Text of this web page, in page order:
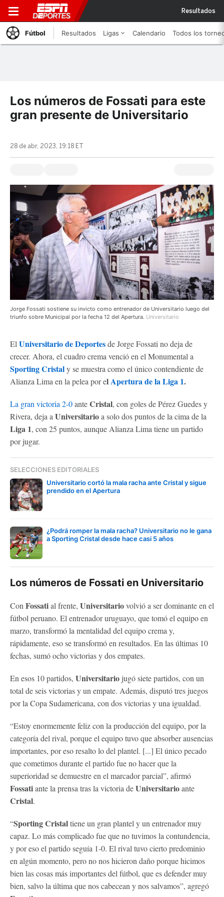
Resultados
Fútbol Resultados Ligas Calendario Todos los
Los números de Fossati para este
gran presente de Universitario
28 de abr, 2023, 19:18 ET
Jorge Fossati sostiene su invicto como entrenador de Universitario luego del
triunfo sobre Municipal por la fecha 12 del Apertura. Universitario
El Universitario de Deportesde Jorge Fossati no deja de
crecer. Ahora, el cuadro crema venció en el Monumental a
Sporting Cristaly se muestra como el único contendiente de
Alianza Lima en la pelea por elApertura de la Liga 1.
La gran victoria 2-0anteCristal, con goles de Pérez Guedes y
Rivera, deja a Universitarioa solo dos puntos de la cima de la
Liga 1, con 25 puntos, aunque Alianza Lima tiene un partido
por jugar.
SELECCIONES EDITORIALES
Universitario cortó la mala racha ante Cristal y sigue
prendido en el Apertura
¿Podrá romper la mala racha? Universitario no le gana
a Sporting Cristal desde hace casi 5 años
Los números de Fossati en Universitario
Con Fossatial frente, Universitariovolvió a ser dominante en el
fútbol peruano. El entrenador uruguayo, que tomó el equipo en
marzo, transformó la mentalidad del equipo crema y,
rápidamente, eso se transformó en resultados. En las últimas 10
fechas, sumó ocho victorias y dos empates.
En esos 10 partidos, Universitario jugó siete partidos, con un
total de seis victorias y un empate. Además, disputó tres juegos
por la Copa Sudamericana, con dos victorias y una igualdad.
“Estoy enormemente feliz con la producción del equipo, por la
categoría del rival, porque el equipo tuvo que absorber ausencias
importantes, por eso resalto lo del plantel. [...] El único pecado
que cometimos durante el partido fue no hacer que la
superioridad se demuestre en el marcador parcial”, afirmó
Fossatiante la prensa tras la victoria deUniversitarioante
Cristal.
“Sporting Cristaltiene un gran plantel y un entrenador muy
capaz. Lo más complicado fue que no tuvimos la contundencia,
y por eso el partido seguía 1-0. El rival tuvo cierto predominio
en algún momento, pero no nos hicieron daño porque hicimos
bien las cosas más importantes del fútbol, que es defender muy
bien, salvo la última que nos cabecean y nos salvamos”, agregó